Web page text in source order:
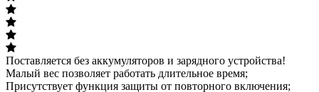
Поставляется без аккумуляторов и зарядного устройства!
Малый вес позволяет работать длительное время;
Присутствует функция защиты от повторного включения;